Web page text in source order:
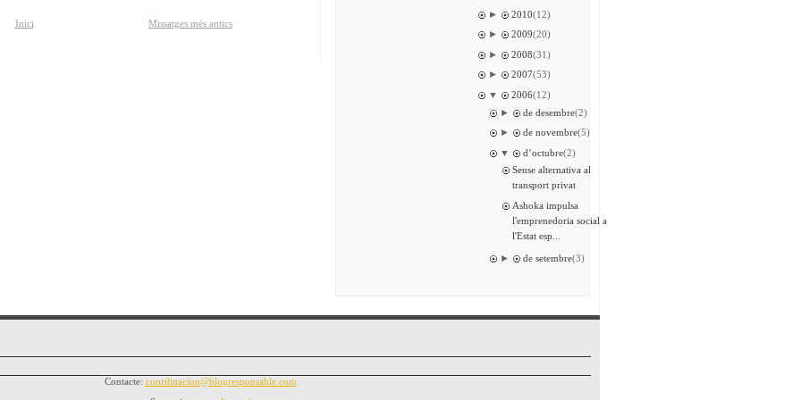
Missatges més antics
Inici
►
2010(12)
►
2009(20)
►
2008(31)
►
2007(53)
▼
2006(12)
►
de desembre(2)
►
de novembre(5)
▼
d’octubre(2)
Sense alternativa al
transport privat
Ashoka impulsa
l'emprenedoria social a
l'Estat esp...
► de setembre(3)
Contacte: coordinacion@blogresponsable.com